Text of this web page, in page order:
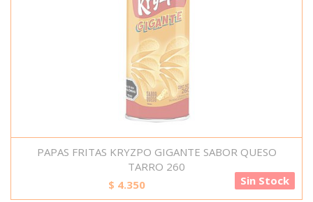
PAPAS FRITAS KRYZPO GIGANTE SABOR QUESO
TARRO 260
$ 4.350 Sin Stock